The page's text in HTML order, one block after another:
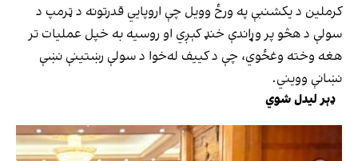
کرملین د یکشنبې په ورځ وویل چې اروپايي قدرتونه د ټرمپ د
سولې د هڅو پر وړاندې خنډ کېږي او روسیه به خپل عملیات تر
هغه وخته وغځوي، چې د کییف له‌خوا د سولې رښتینې نښې
نښانې وویني.
ډېر لیدل شوي